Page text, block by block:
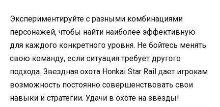
Экспериментируйте с разными комбинациями
персонажей, чтобы найти наиболее эффективную
для каждого конкретного уровня. Не бойтесь менять
свою команду, если ситуация требует другого
подхода. Звездная охота Honkai Star Rail дает игрокам
возможность постоянно совершенствовать свои
навыки и стратегии. Удачи в охоте на звезды!